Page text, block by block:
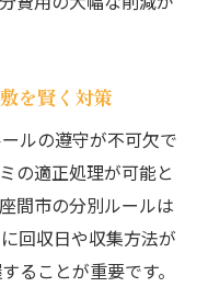
を賢く対策
ルの遵守が不可欠で
の適正処理が可能と
間市の分別ルールは
回収日や収集方法が
ることが重要です。